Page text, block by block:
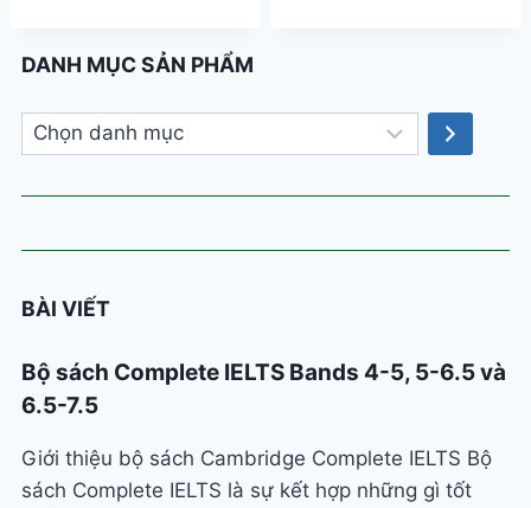
DANH MỤC SẢN PHẨM
Chọn
danh
mục
BÀI VIẾT
Bộ sách Complete IELTS Bands 4-5, 5-6.5 và
6.5-7.5
Giới thiệu bộ sách Cambridge Complete IELTS Bộ
sách Complete IELTS là sự kết hợp những gì tốt